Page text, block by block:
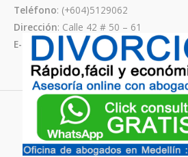
Teléfono: (+604)5129062
Dirección: Calle 42 # 50 – 61
E-mail: notariasenmedellin@gmail.com
Copyright © Notarías
Diseño